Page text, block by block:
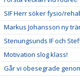
SIF Herr söker fysio/
Markus Johansson ny
Stenungsunds IF och
Motivation slog klass!
Går vi obesegrade